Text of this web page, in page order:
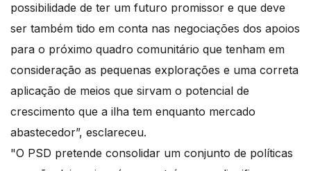
possibilidade de ter um futuro promissor e que deve
ser também tido em conta nas negociações dos apoios
para o próximo quadro comunitário que tenham em
consideração as pequenas explorações e uma correta
aplicação de meios que sirvam o potencial de
crescimento que a ilha tem enquanto mercado
abastecedor”, esclareceu.
"O PSD pretende consolidar um conjunto de políticas